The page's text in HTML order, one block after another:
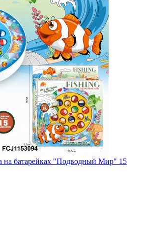
на батарейках "Подводный Мир" 15